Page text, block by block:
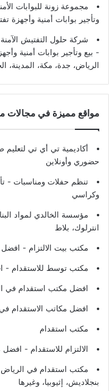
مجموعة زونة للبوابات
وتأجير بوابات أمنية وأجهزة
شركة حلول التفتيش
- بيع وتأجير بوابات أمنية
الرياض، جدة، مكة، المدينة،
مواقع مميزة في مجالات
أكاديمية تي أي تي لتعليم
حضوري وأونلاين
تنظم حفلات ومناسبات -
وكراسي
مؤسسة الخالدي لمواد
انترلوك، بلاط
مكتب بيت الالتزام -
مكتب توسط للاستقدام -
افضل مكتب استقدام في
افضل مكاتب الاستقدام
مكتب استقدام
الالتزام للاستقدام -
مكتب استقدام في الرياض -
بنجلاديش، إثيوبيا، وغيرها